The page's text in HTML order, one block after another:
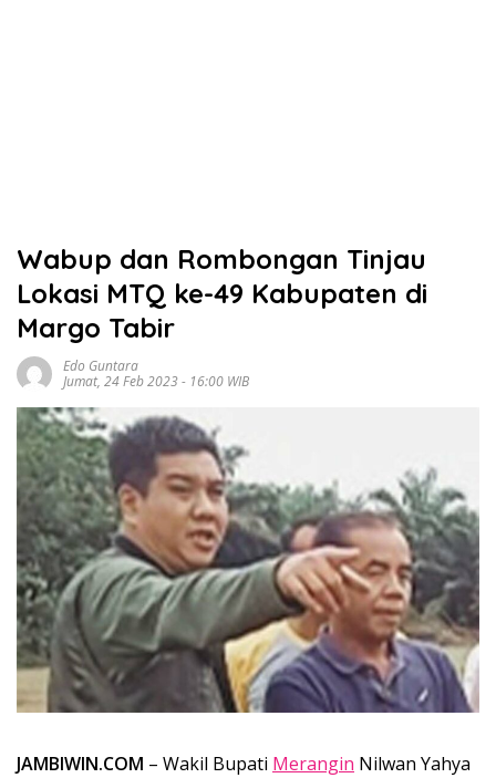
Wabup dan Rombongan Tinjau
Lokasi MTQ ke-49 Kabupaten di
Margo Tabir
Edo Guntara
Jumat, 24 Feb 2023 - 16:00 WIB
JAMBIWIN.COM – Wakil Bupati Merangin Nilwan Yahya